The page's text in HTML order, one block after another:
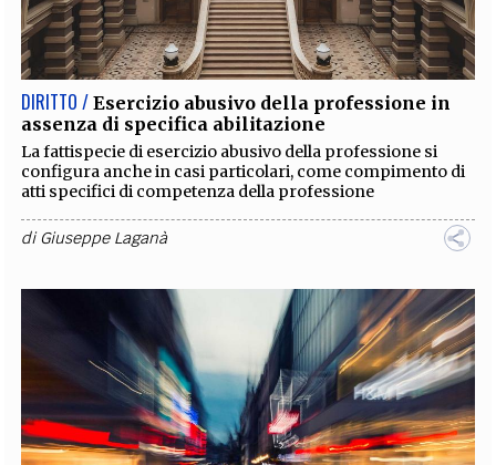
DIRITTO / Esercizio abusivo della professione in
assenza di specifica abilitazione
La fattispecie di esercizio abusivo della professione si
configura anche in casi particolari, come compimento di
atti specifici di competenza della professione
diGiuseppe Laganà